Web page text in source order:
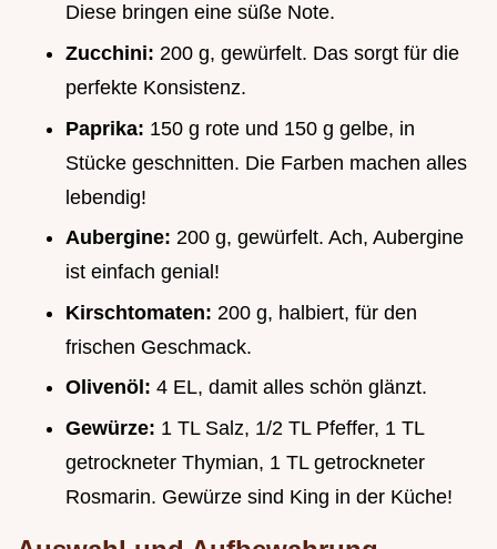
Diese bringen eine süße Note.
Zucchini: 200 g, gewürfelt. Das sorgt für die
perfekte Konsistenz.
Paprika: 150 g rote und 150 g gelbe, in
Stücke geschnitten. Die Farben machen alles
lebendig!
Aubergine: 200 g, gewürfelt. Ach, Aubergine
ist einfach genial!
Kirschtomaten: 200 g, halbiert, für den
frischen Geschmack.
Olivenöl: 4 EL, damit alles schön glänzt.
Gewürze: 1 TL Salz, 1/2 TL Pfeffer, 1 TL
getrockneter Thymian, 1 TL getrockneter
Rosmarin. Gewürze sind King in der Küche!